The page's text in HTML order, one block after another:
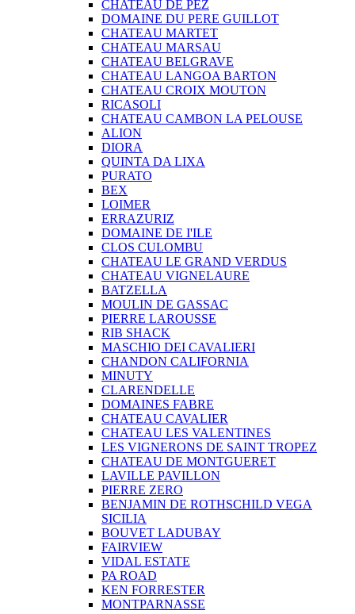
CHATEAU DE PEZ
DOMAINE DU PERE GUILLOT
CHATEAU MARTET
CHATEAU MARSAU
CHATEAU BELGRAVE
CHATEAU LANGOA BARTON
CHATEAU CROIX MOUTON
RICASOLI
CHATEAU CAMBON LA PELOUSE
ALION
DIORA
QUINTA DA LIXA
PURATO
BEX
LOIMER
ERRAZURIZ
DOMAINE DE I'ILE
CLOS CULOMBU
CHATEAU LE GRAND VERDUS
CHATEAU VIGNELAURE
BATZELLA
MOULIN DE GASSAC
PIERRE LAROUSSE
RIB SHACK
MASCHIO DEI CAVALIERI
CHANDON CALIFORNIA
MINUTY
CLARENDELLE
DOMAINES FABRE
CHATEAU CAVALIER
CHATEAU LES VALENTINES
LES VIGNERONS DE SAINT TROPEZ
CHATEAU DE MONTGUERET
LAVILLE PAVILLON
PIERRE ZERO
BENJAMIN DE ROTHSCHILD VEGA
SICILIA
BOUVET LADUBAY
FAIRVIEW
VIDAL ESTATE
PA ROAD
KEN FORRESTER
MONTPARNASSE